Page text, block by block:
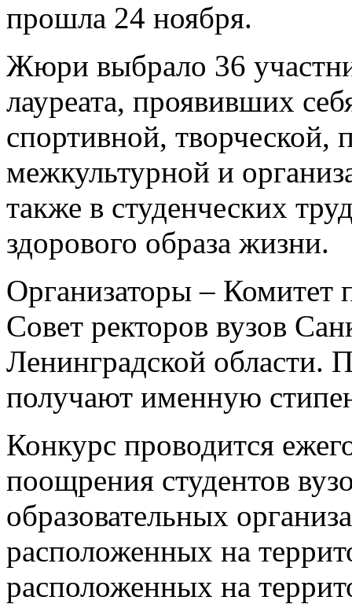
прошла 24 ноября.
Жюри выбрало 36
лауреата, проявивших
спортивной, творческой,
межкультурной и
также в студенческих
здорового образа жизни.
Организаторы – Комитет
Совет ректоров вузов
Ленинградской области.
получают именную
Конкурс проводится
поощрения студентов
образовательных
расположенных на
расположенных на